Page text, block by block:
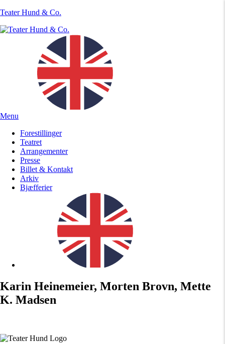
Teater Hund & Co.
Menu
Forestillinger
Teatret
Arrangementer
Presse
Billet & Kontakt
Arkiv
Bjæfferier
Karin Heinemeier, Morten Brovn, Mette
K. Madsen